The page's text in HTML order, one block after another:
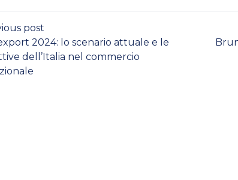
post
2024: lo scenario attuale e le
dell’Italia nel commercio